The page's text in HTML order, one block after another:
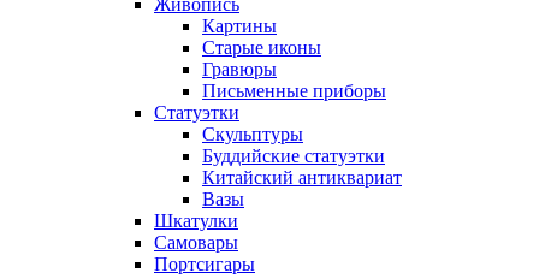
Живопись
Картины
Старые иконы
Гравюры
Письменные приборы
Статуэтки
Скульптуры
Буддийские статуэтки
Китайский антиквариат
Вазы
Шкатулки
Самовары
Портсигары